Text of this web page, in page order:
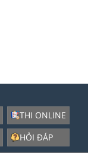
THI ONLINE
HỎI ĐÁP